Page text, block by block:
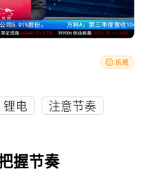
锂电
注意节奏
握节奏